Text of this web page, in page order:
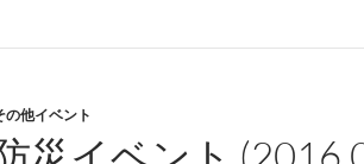
の他イベント